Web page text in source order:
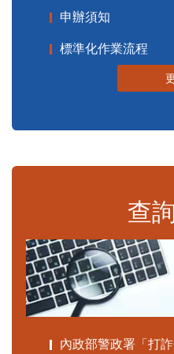
申辦須知
標準化作業流程
查
內政部警政署「打詐